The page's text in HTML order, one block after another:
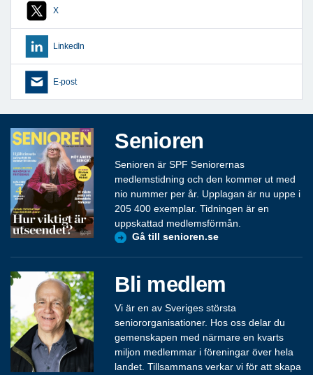
X
LinkedIn
E-post
Senioren
Senioren är SPF Seniorernas
medlemstidning och den kommer ut med
nio nummer per år. Upplagan är nu uppe i
205 400 exemplar. Tidningen är en
uppskattad medlemsförmån.
Gå till senioren.se
Bli medlem
Vi är en av Sveriges största
seniororganisationer. Hos oss delar du
gemenskapen med närmare en kvarts
miljon medlemmar i föreningar över hela
landet. Tillsammans verkar vi för att skapa